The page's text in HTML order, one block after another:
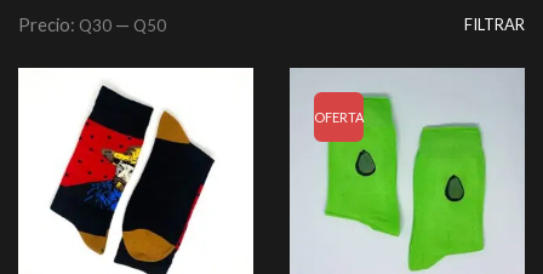
FILTRAR
Precio: Q30 — Q50
OFERTA